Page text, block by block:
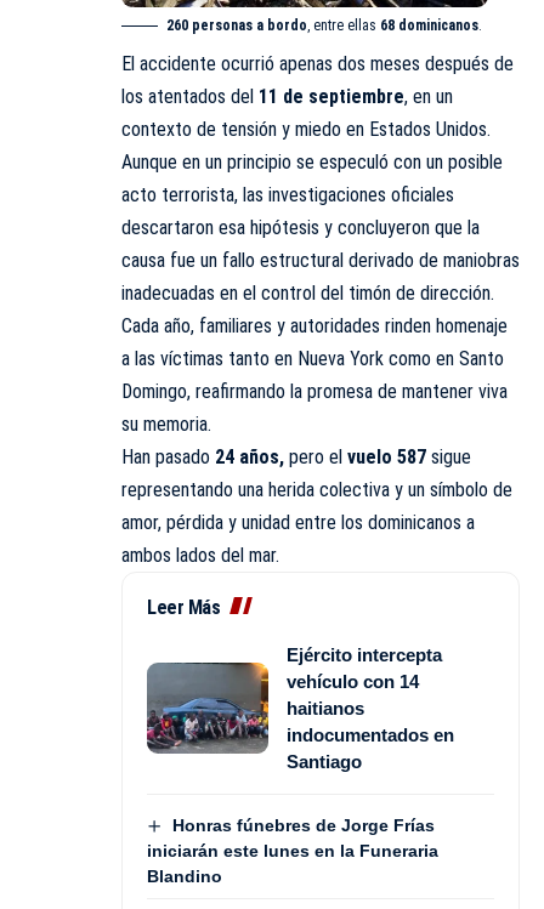
260 personas a bordo, entre ellas 68 dominicanos.
El accidente ocurrió apenas dos meses después de
los atentados del 11 de septiembre, en un
contexto de tensión y miedo en Estados Unidos.
Aunque en un principio se especuló con un posible
acto terrorista, las investigaciones oficiales
descartaron esa hipótesis y concluyeron que la
causa fue un fallo estructural derivado de maniobras
inadecuadas en el control del timón de dirección.
Cada año, familiares y autoridades rinden homenaje
a las víctimas tanto en Nueva York como en Santo
Domingo, reafirmando la promesa de mantener viva
su memoria.
Han pasado 24 años, pero el vuelo 587 sigue
representando una herida colectiva y un símbolo de
amor, pérdida y unidad entre los dominicanos a
ambos lados del mar.
Leer Más
Ejército intercepta
vehículo con 14
haitianos
indocumentados en
Santiago
Honras fúnebres de Jorge Frías
iniciarán este lunes en la Funeraria
Blandino